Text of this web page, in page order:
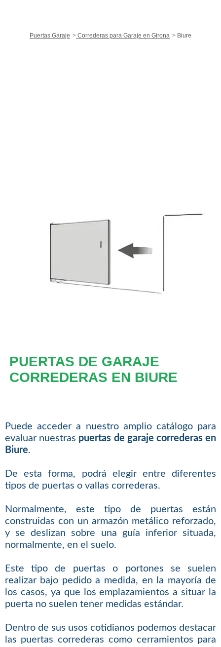
Puertas Garaje Correderas para Garaje en Girona Biure
PUERTAS DE GARAJE
CORREDERAS EN BIURE
Puede acceder a nuestro amplio catálogo para
evaluar nuestras puertas de garaje correderas en
Biure.
De esta forma, podrá elegir entre diferentes
tipos de puertas o vallas correderas.
Normalmente, este tipo de puertas están
construidas con un armazón metálico reforzado,
y se deslizan sobre una guía inferior situada,
normalmente, en el suelo.
Este tipo de puertas o portones se suelen
realizar bajo pedido a medida, en la mayoría de
los casos, ya que los emplazamientos a situar la
puerta no suelen tener medidas estándar.
Dentro de sus usos cotidianos podemos destacar
las puertas correderas como cerramientos para